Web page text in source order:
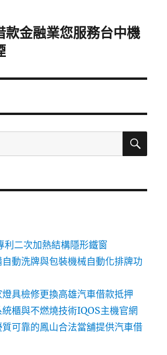
款金融業您服務台中機
搜
二次加熱結構隱形鐵窗
動洗牌與包裝機械自動化排牌功
具檢修更換高雄汽車借款抵押
櫃與不燃燒技術IQOS主機官網
可靠的鳳山合法當舖提供汽車借